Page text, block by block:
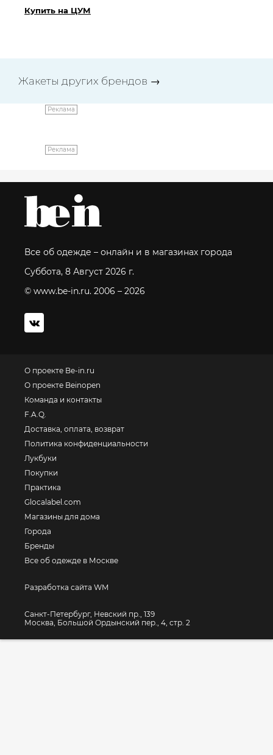
Купить на ЦУМ
Жакеты других брендов →
Реклама
Реклама
Все об одежде – онлайн и в магазинах города
Суббота, 8 Август 2026 г.
© www.be-in.ru. 2006 – 2026
О проекте Be-in.ru
О проекте Beinopen
Команда и контакты
F.A.Q.
Доставка, оплата, возврат
Политика конфиденциальности
Лукбуки
Покупки
Практика
Glocalabel.com
Магазины для дома
Города
Бренды
Все об одежде в Москве
Разработка сайта WM
Санкт-Петербург, Невский пр., 139
Москва, Большой Ордынский пер., 4, стр. 2